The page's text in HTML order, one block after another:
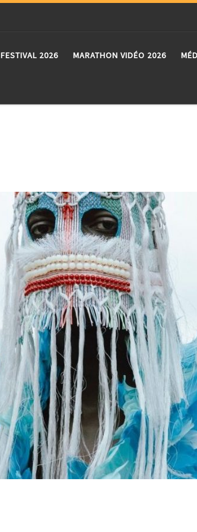
FESTIVAL 2026 MARATHON VIDÉO 2026